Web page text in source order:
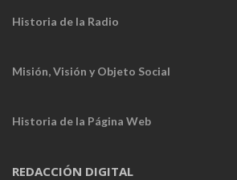
Historia de la Radio
Misión, Visión y Objeto Social
Historia de la Página Web
REDACCIÓN DIGITAL